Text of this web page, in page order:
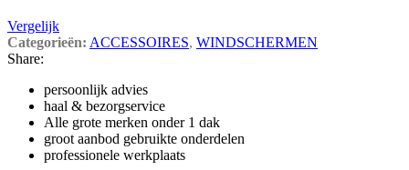
Vergelijk
Categorieën: ACCESSOIRES, WINDSCHERMEN
Share:
persoonlijk advies
haal & bezorgservice
Alle grote merken onder 1 dak
groot aanbod gebruikte onderdelen
professionele werkplaats